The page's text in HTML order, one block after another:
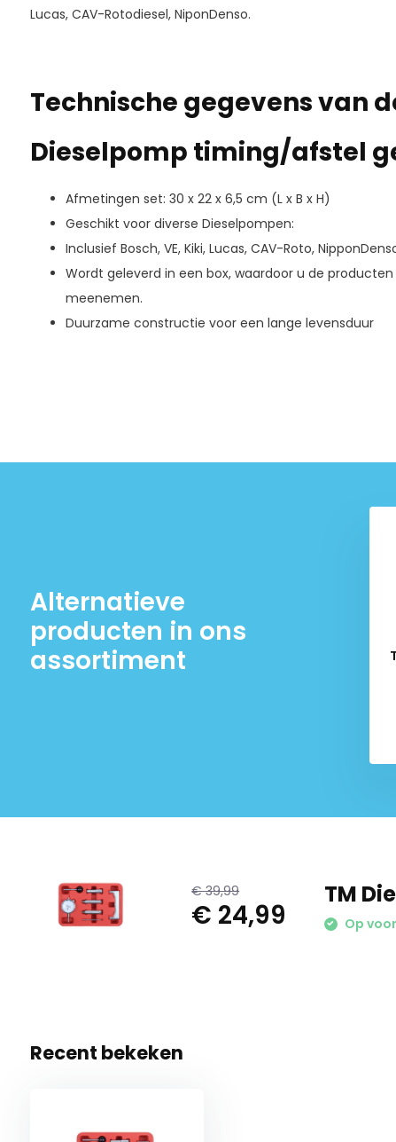
Lucas, CAV-Rotodiesel, NiponDenso.
Technische gegevens van
Dieselpomp timing/afstel
Afmetingen set: 30 x 22 x 6,5 cm (L x B x H)
Geschikt voor diverse Dieselpompen:
Inclusief Bosch, VE, Kiki, Lucas, CAV-Roto,
Wordt geleverd in een box, waardoor u de
meenemen.
Duurzame constructie voor een lange levensduur
Alternatieve
producten in ons
assortiment
Verstuiver Tester
600 Bar
TM Compressiemeter voor
€ 39,99
€ 24,99
TM
Op
Recent bekeken